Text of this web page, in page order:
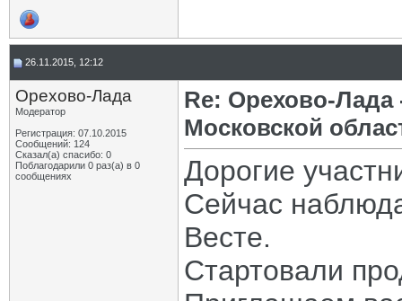
26.11.2015, 12:12
Орехово-Лада
Модератор
Регистрация: 07.10.2015
Сообщений: 124
Сказал(а) спасибо: 0
Поблагодарили 0 раз(а) в 0
сообщениях
Re: Орехово-
Московской
Дорогие
Сейчас
Весте.
Стартовали